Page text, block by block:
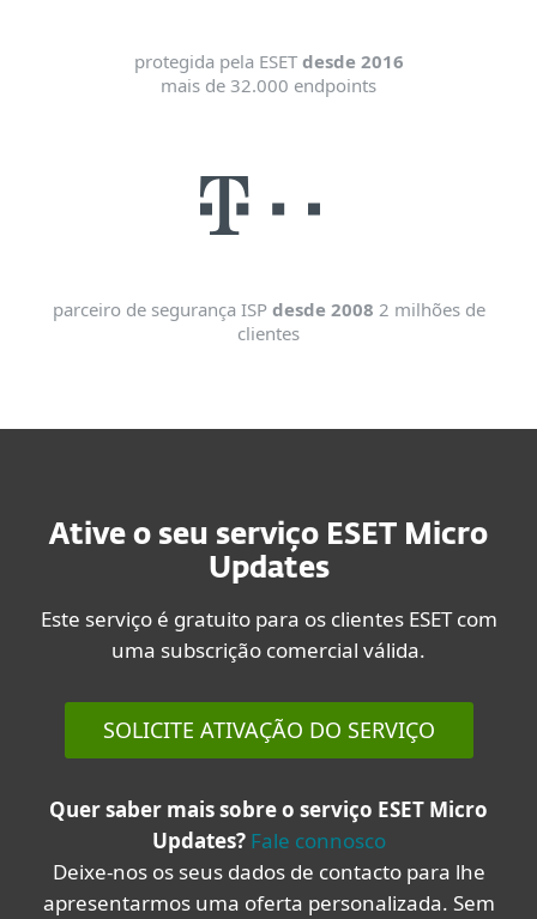
protegida pela ESET desde 2016
mais de 32.000 endpoints
parceiro de segurança ISP desde 2008 2 milhões de
clientes
Ative o seu serviço ESET Micro
Updates
Este serviço é gratuito para os clientes ESET com
uma subscrição comercial válida.
SOLICITE ATIVAÇÃO DO SERVIÇO
Quer saber mais sobre o serviço ESET Micro
Updates? Fale connosco
Deixe-nos os seus dados de contacto para lhe
apresentarmos uma oferta personalizada. Sem